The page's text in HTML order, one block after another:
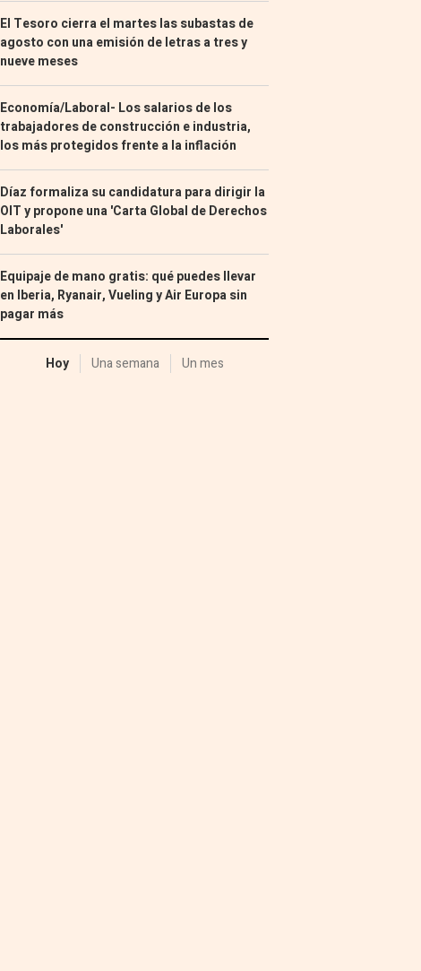
El Tesoro cierra el martes las subastas de
agosto con una emisión de letras a tres y
nueve meses
Economía/Laboral- Los salarios de los
trabajadores de construcción e industria,
los más protegidos frente a la inflación
Díaz formaliza su candidatura para dirigir la
OIT y propone una 'Carta Global de Derechos
Laborales'
Equipaje de mano gratis: qué puedes llevar
en Iberia, Ryanair, Vueling y Air Europa sin
pagar más
Hoy Una semana Un mes